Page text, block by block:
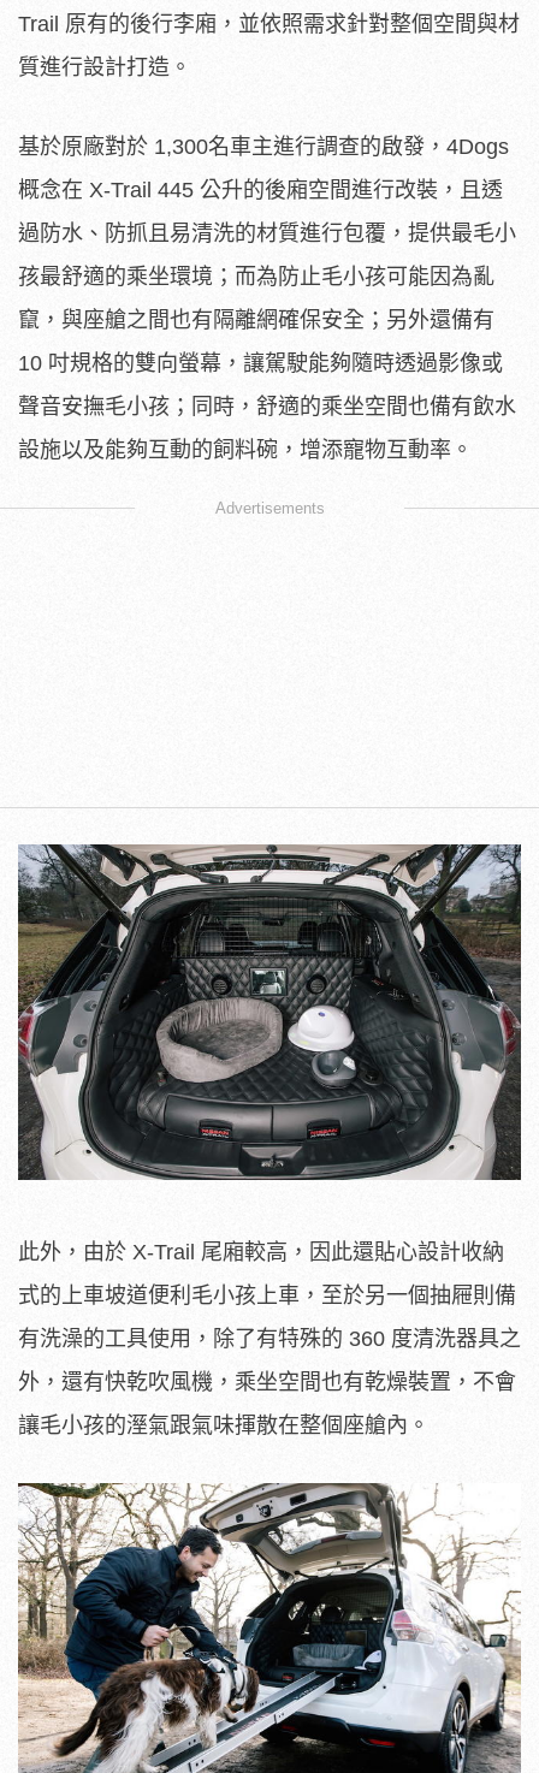
Trail 原有的後行李廂，並依照需求針對整個空間與材
質進行設計打造。
基於原廠對於 1,300名車主進行調查的啟發，4Dogs
概念在 X-Trail 445 公升的後廂空間進行改裝，且透
過防水、防抓且易清洗的材質進行包覆，提供最毛小
孩最舒適的乘坐環境；而為防止毛小孩可能因為亂
竄，與座艙之間也有隔離網確保安全；另外還備有
10 吋規格的雙向螢幕，讓駕駛能夠隨時透過影像或
聲音安撫毛小孩；同時，舒適的乘坐空間也備有飲水
設施以及能夠互動的飼料碗，增添寵物互動率。
Advertisements
此外，由於 X-Trail 尾廂較高，因此還貼心設計收納
式的上車坡道便利毛小孩上車，至於另一個抽屜則備
有洗澡的工具使用，除了有特殊的 360 度清洗器具之
外，還有快乾吹風機，乘坐空間也有乾燥裝置，不會
讓毛小孩的溼氣跟氣味揮散在整個座艙內。